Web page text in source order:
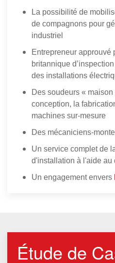
La possibilité de
de compagnons pour
industriel
Entrepreneur approuvé
britannique
des installations
Des soudeurs «
conception, la
machines sur-mesure
Des mécaniciens-
Un service complet de
d'installation à l'aide au
Un engagement envers
Étude de